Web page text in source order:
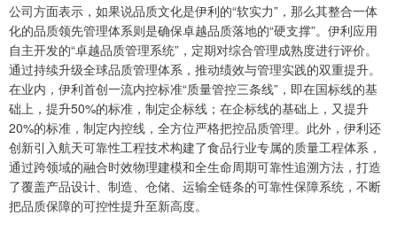
公司方面表示，如果说品质文化是伊利的“软实力”，那么其整合一体
化的品质领先管理体系则是确保卓越品质落地的“硬支撑”。伊利应用
自主开发的“卓越品质管理系统”，定期对综合管理成熟度进行评价。
通过持续升级全球品质管理体系，推动绩效与管理实践的双重提升。
在业内，伊利首创一流内控标准“质量管控三条线”，即在国标线的基
础上，提升50%的标准，制定企标线；在企标线的基础上，又提升
20%的标准，制定内控线，全方位严格把控品质管理。此外，伊利还
创新引入航天可靠性工程技术构建了食品行业专属的质量工程体系，
通过跨领域的融合时效物理建模和全生命周期可靠性追溯方法，打造
了覆盖产品设计、制造、仓储、运输全链条的可靠性保障系统，不断
把品质保障的可控性提升至新高度。